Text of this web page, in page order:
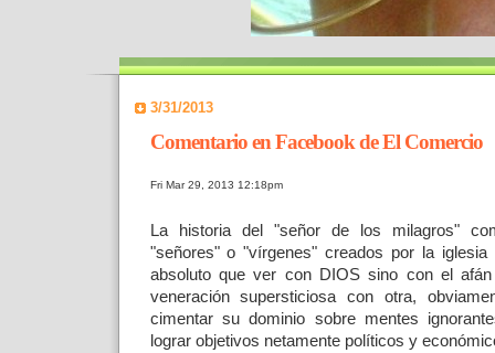
3/31/2013
Comentario en Facebook de El Comercio
Fri Mar 29, 2013 12:18pm
La historia del "señor de los milagros"
"señores" o "vírgenes" creados por la
absoluto que ver con DIOS sino con el
veneración supersticiosa con otra,
cimentar su dominio sobre mentes
lograr objetivos netamente políticos y